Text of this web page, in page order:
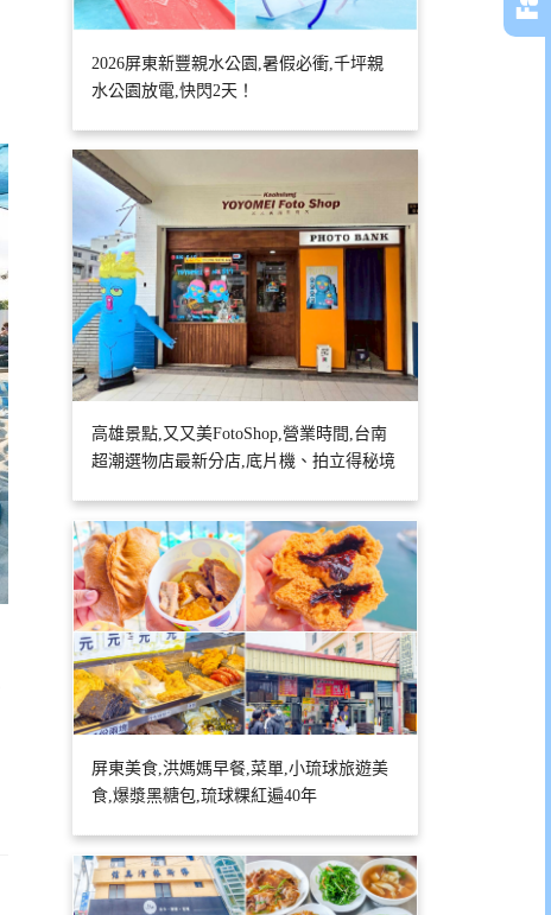
2026屏東新豐親水公園,暑假必衝,千坪親
水公園放電,快閃2天！
高雄景點,又又美FotoShop,營業時間,台南
超潮選物店最新分店,底片機、拍立得秘境
屏東美食,洪媽媽早餐,菜單,小琉球旅遊美
食,爆漿黑糖包,琉球粿紅遍40年